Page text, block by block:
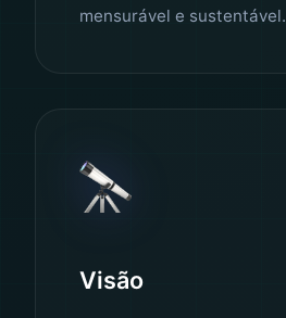
mensurável e sustentável.
Visão